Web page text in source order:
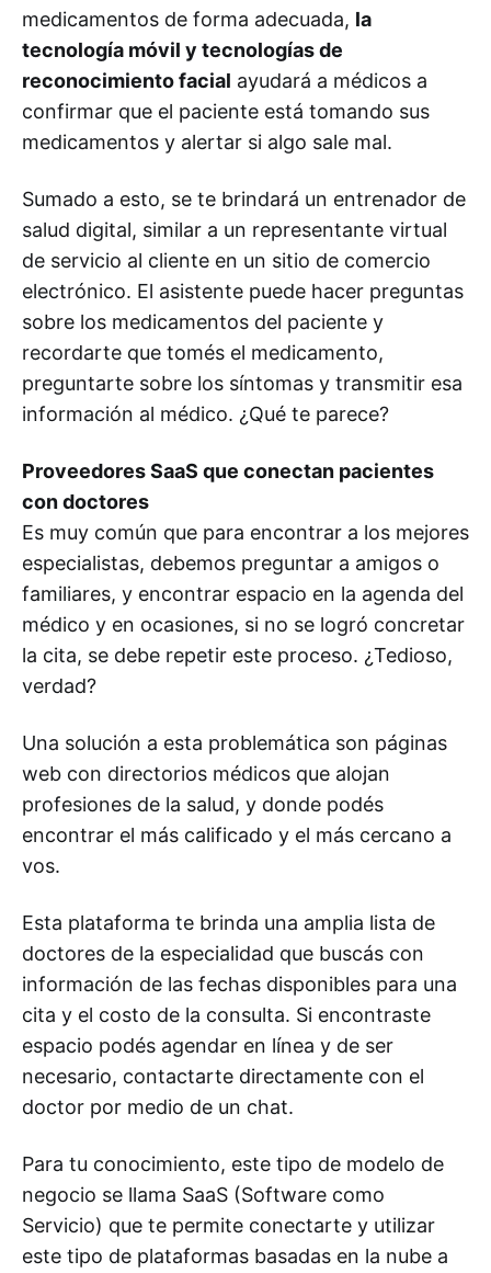
medicamentos de forma adecuada, la
tecnología móvil y tecnologías de
reconocimiento facial ayudará a médicos a
confirmar que el paciente está tomando sus
medicamentos y alertar si algo sale mal.
Sumado a esto, se te brindará un entrenador de
salud digital, similar a un representante virtual
de servicio al cliente en un sitio de comercio
electrónico. El asistente puede hacer preguntas
sobre los medicamentos del paciente y
recordarte que tomés el medicamento,
preguntarte sobre los síntomas y transmitir esa
información al médico. ¿Qué te parece?
Proveedores SaaS que conectan pacientes
con doctores
Es muy común que para encontrar a los mejores
especialistas, debemos preguntar a amigos o
familiares, y encontrar espacio en la agenda del
médico y en ocasiones, si no se logró concretar
la cita, se debe repetir este proceso. ¿Tedioso,
verdad?
Una solución a esta problemática son páginas
web con directorios médicos que alojan
profesiones de la salud, y donde podés
encontrar el más calificado y el más cercano a
vos.
Esta plataforma te brinda una amplia lista de
doctores de la especialidad que buscás con
información de las fechas disponibles para una
cita y el costo de la consulta. Si encontraste
espacio podés agendar en línea y de ser
necesario, contactarte directamente con el
doctor por medio de un chat.
Para tu conocimiento, este tipo de modelo de
negocio se llama SaaS (Software como
Servicio) que te permite conectarte y utilizar
este tipo de plataformas basadas en la nube a